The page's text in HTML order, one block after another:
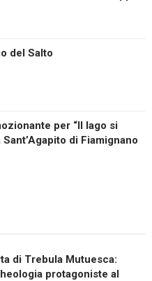
del Salto
per “Il lago si
Sant’Agapito di Fiamignano
di Trebula Mutuesca:
protagoniste al